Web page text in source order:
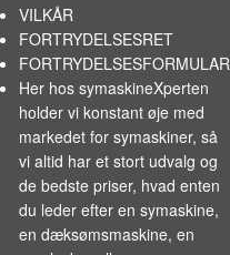
VILKÅR
FORTRYDELSESRET
FORTRYDELSESFORMULAR
Her hos symaskineXperten
holder vi konstant øje med
markedet forsymaskiner, så
vi altid har et stort udvalg og
de bedste priser, hvad enten
du leder efter en symaskine,
en dæksømsmaskine, en